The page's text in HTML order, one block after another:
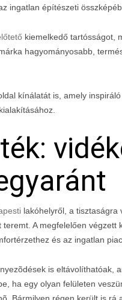
ingatlan építészeti
kiemelkedő tartósságot,
hagyományosabb,
kínálatát is, amely
lakóhelyről, a tisztaságra
A megfelelően végzett
és az ingatlan
is eltávolíthatóak,
ha egy olyan felületen
Bármilyen régen került is rá